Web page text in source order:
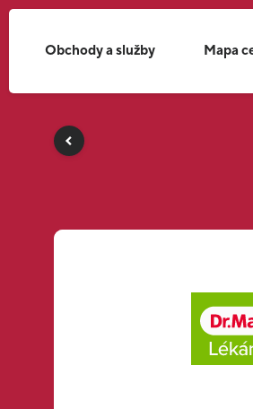
Obchody a služby Mapa